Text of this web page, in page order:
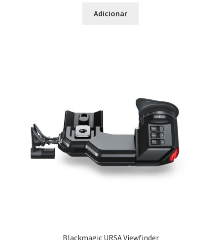
Adicionar
Blackmagic URSA Viewfinder